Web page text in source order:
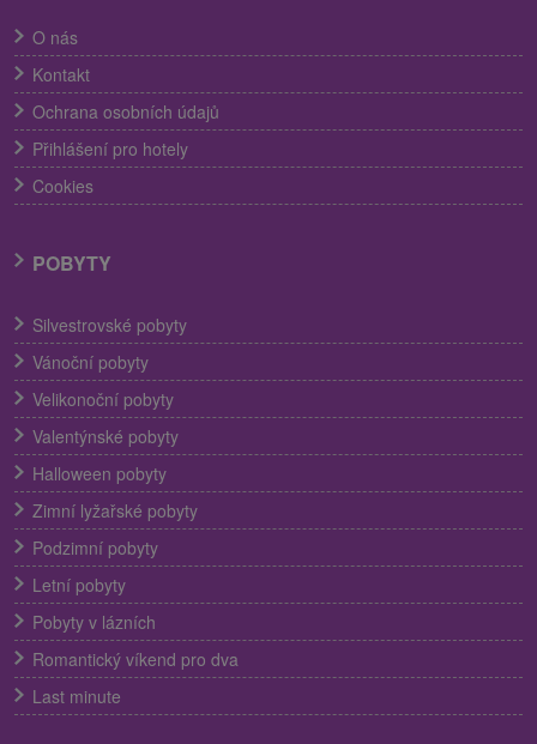
O nás
Kontakt
Ochrana osobních údajů
Přihlášení pro hotely
Cookies
POBYTY
Silvestrovské pobyty
Vánoční pobyty
Velikonoční pobyty
Valentýnské pobyty
Halloween pobyty
Zimní lyžařské pobyty
Podzimní pobyty
Letní pobyty
Pobyty v lázních
Romantický víkend pro dva
Last minute